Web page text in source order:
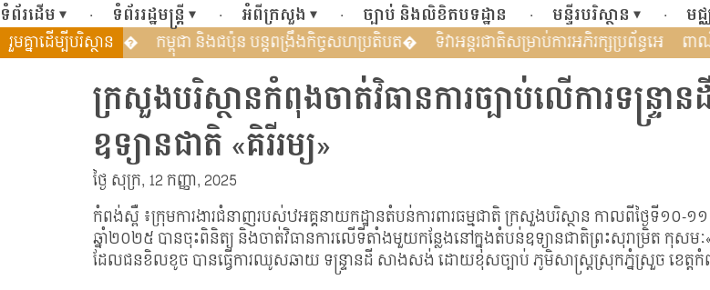
ទំព័រដើម ទំព័ររដ្ឋមន្ត្រី អំពីក្រសួង ច្បាប់ និងលិខិតបទដ្ឋាន មន្ទីរបរិស្ថាន
ម
រួមគ្នាដើម្បីបរិស្ថាន
ស្ថានអភិវឌ្ឍន៍បៃតងសកល (GGGI) បន្តពង្រឹង� កម្ពុជា និងជប៉ុន បន្តពង្រឹងកិច្ចសហប្រតិបត� ទិវាអន្តរជាតិសម្រាប់
ក្រសួងបរិស្ថានកំពុងចាត់វិធានការច្បាប់លើការទន្រ្ទា
ឧទ្យានជាតិ «គិរីរម្យ»
ថ្ងៃ សុក្រ, 12 កញ្ញា, 2025
កំពង់ស្ពឺ ៖ក្រុមការងារជំនាញរបស់ឋអគ្គនាយកដ្ឋានតំបន់ការពារធម្មជាតិ ក្រសួងបរិស្ថាន កាលពីថ្ងៃទី១០-១១
ឆ្នាំ២០២៥ បានចុះពិនិត្យ និងចាត់វិធានការលើទីតាំងមួយកន្លែងនៅក្នុងតំបន់ឧទ្យានជាតិព្រះសុរាម្រិត កុសមៈ«
ដែលជនខិលខូច បានធ្វើការឈូសឆាយ ទន្ទ្រានដី សាងសង់ ដោយខុសច្បាប់ ភូមិសាស្ត្រស្រុកភ្នំស្រួច ខេត្តកំ